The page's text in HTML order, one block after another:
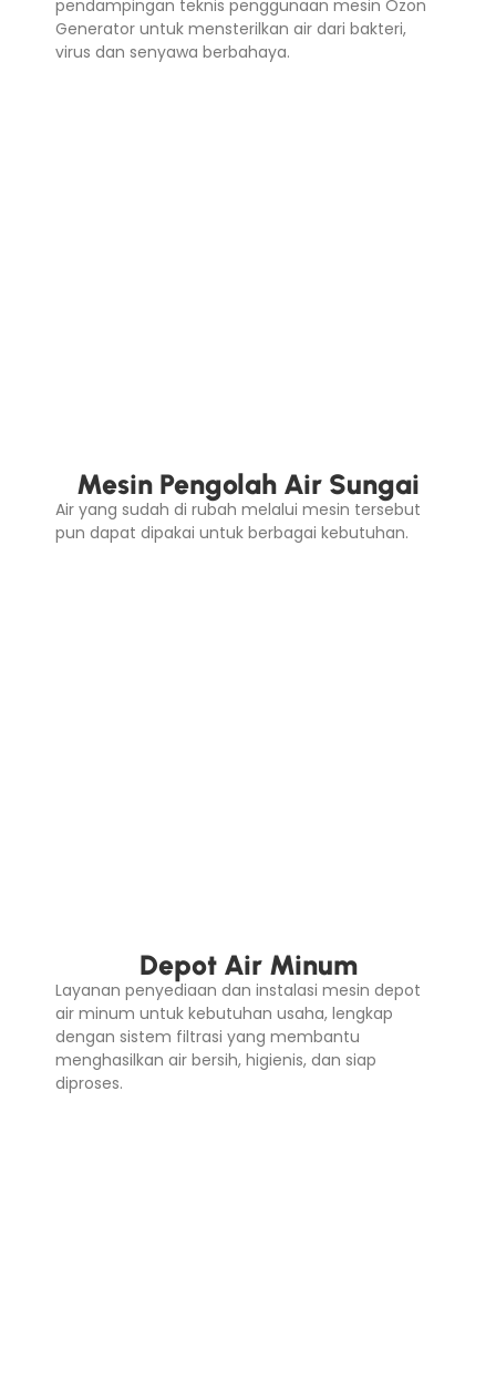
pendampingan teknis penggunaan mesin Ozon
Generator untuk mensterilkan air dari bakteri,
virus dan senyawa berbahaya.
Mesin Pengolah Air Sungai
Air yang sudah di rubah melalui mesin tersebut
pun dapat dipakai untuk berbagai kebutuhan.
Depot Air Minum
Layanan penyediaan dan instalasi mesin depot
air minum untuk kebutuhan usaha, lengkap
dengan sistem filtrasi yang membantu
menghasilkan air bersih, higienis, dan siap
diproses.